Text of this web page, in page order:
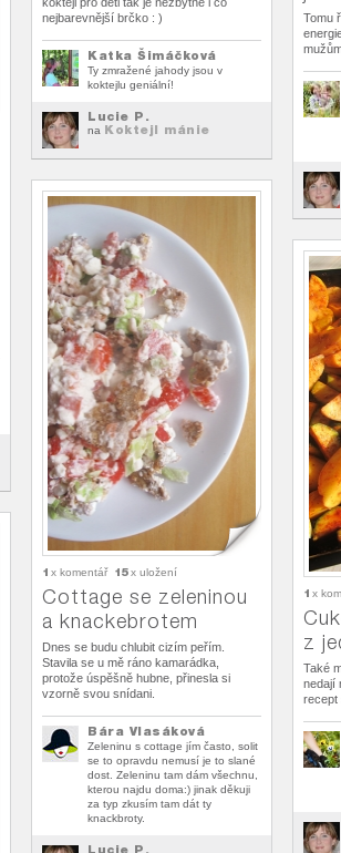
nejbarevnější brčko : )
Katka Šimáčková
Ty zmražené jahody jsou v
koktejlu geniální!
Lucie P.
na Koktejl mánie
Tomu
1 x komentář 15x uložení
Cottage se zeleninou
a knackebrotem
Dnes se budu chlubit cizím peřím.
Stavila se u mě ráno kamarádka,
protože úspěšně hubne, přinesla si
vzorně svou snídani.
Bára Vlasáková
Zeleninu s cottage jím často, solit
se to opravdu nemusí je to slané
dost. Zeleninu tam dám všechnu,
kterou najdu doma:) jinak děkuji
za typ zkusím tam dát ty
knackbroty.
Lucie P.
1 x
z
Také
nedají
recept